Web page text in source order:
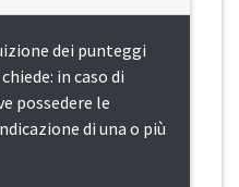
dei punteggi
in caso di
possedere le
di una o più